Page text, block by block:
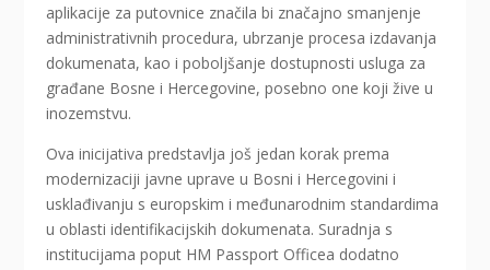
aplikacije za putovnice značila bi značajno smanjenje
administrativnih procedura, ubrzanje procesa izdavanja
dokumenata, kao i poboljšanje dostupnosti usluga za
građane Bosne i Hercegovine, posebno one koji žive u
inozemstvu.
Ova inicijativa predstavlja još jedan korak prema
modernizaciji javne uprave u Bosni i Hercegovini i
usklađivanju s europskim i međunarodnim standardima
u oblasti identifikacijskih dokumenata. Suradnja s
institucijama poput HM Passport Officea dodatno